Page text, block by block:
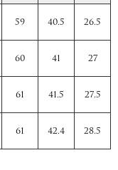
59 40.5 26.5
60 41 27
61 41.5 27.5
61 42.4 28.5